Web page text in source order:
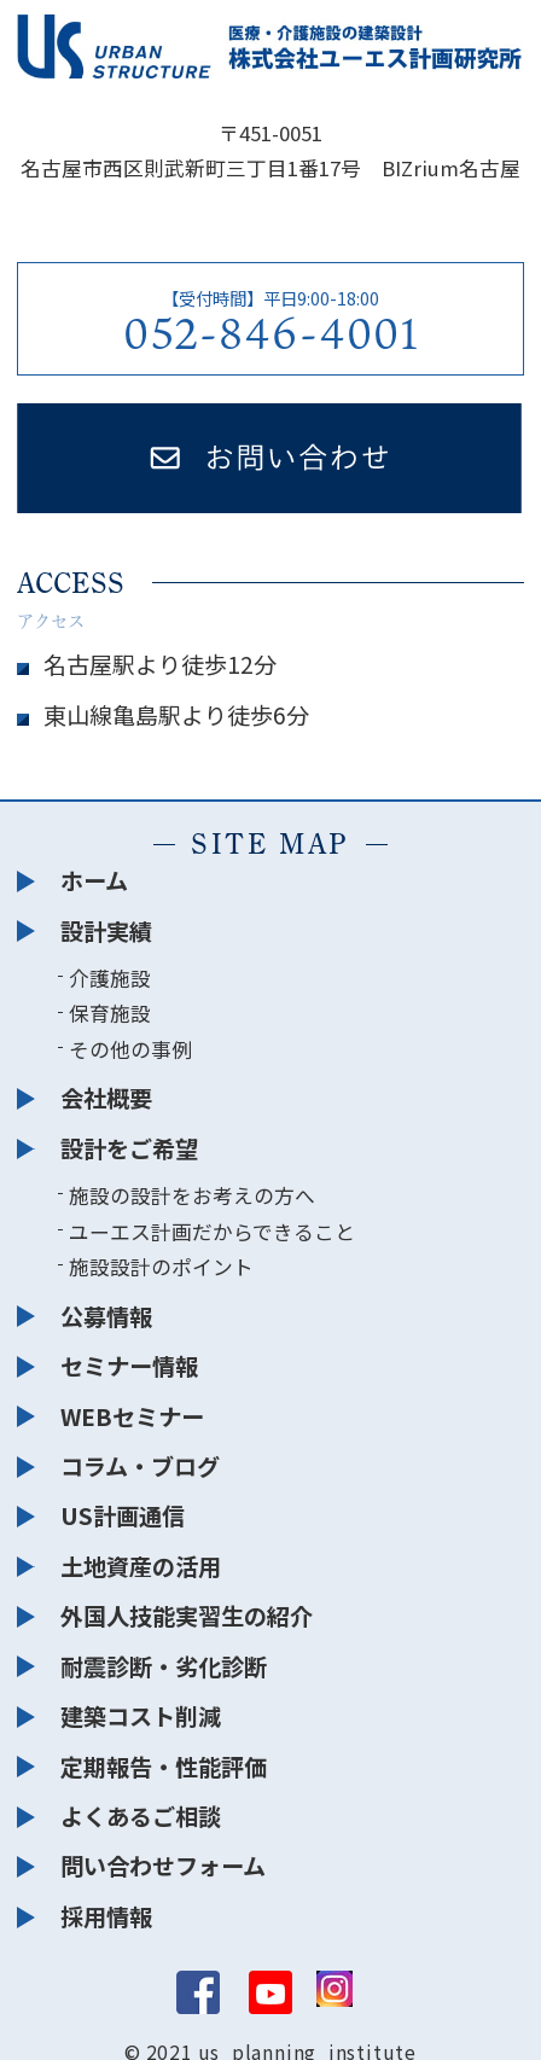
〒451-0051
名古屋市西区則武新町三丁目1番17号 BIZrium名古屋
【受付時間】平日9:00-18:00
052-846-4001
ACCESS
アクセス
名古屋駅より徒歩12分
東山線亀島駅より徒歩6分
SITE MAP
ホーム
設計実績
介護施設
保育施設
その他の事例
会社概要
設計をご希望
施設の設計をお考えの方へ
ユーエス計画だからできること
施設設計のポイント
公募情報
セミナー情報
WEBセミナー
コラム・ブログ
US計画通信
土地資産の活用
外国人技能実習生の紹介
耐震診断・劣化診断
建築コスト削減
定期報告・性能評価
よくあるご相談
問い合わせフォーム
採用情報
© 2021 us_planning_institute